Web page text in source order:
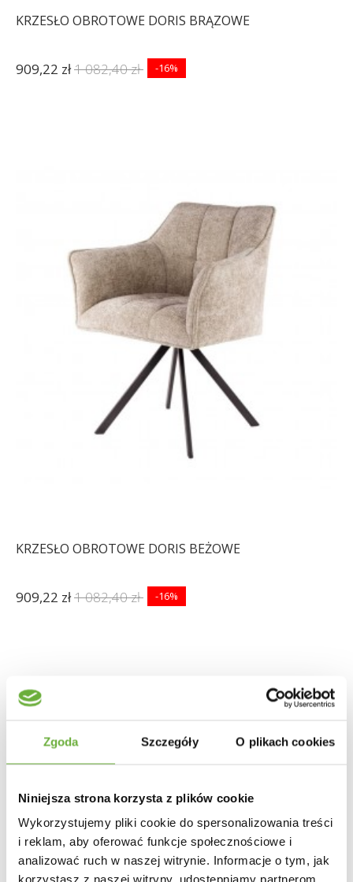
Zgoda Szczegóły O plikach cookies
Niniejsza strona korzysta z plików cookie
Wykorzystujemy pliki cookie do spersonalizowania treści
i reklam, aby oferować funkcje społecznościowe i
analizować ruch w naszej witrynie. Informacje o tym, jak
korzystasz z naszej witryny, udostępniamy partnerom
KRZESŁO OBROTOWE DORIS BRĄZOWE
909,22 zł1 082,40 zł -16%
KRZESŁO OBROTOWE DORIS BEŻOWE
909,22 zł1 082,40 zł -16%